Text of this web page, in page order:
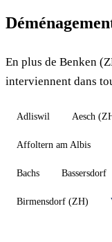
En plus de Benken
interviennent dans
Adliswil Aesch
Affoltern am Albis
Bachs Bassersdorf
Birmensdorf (ZH)